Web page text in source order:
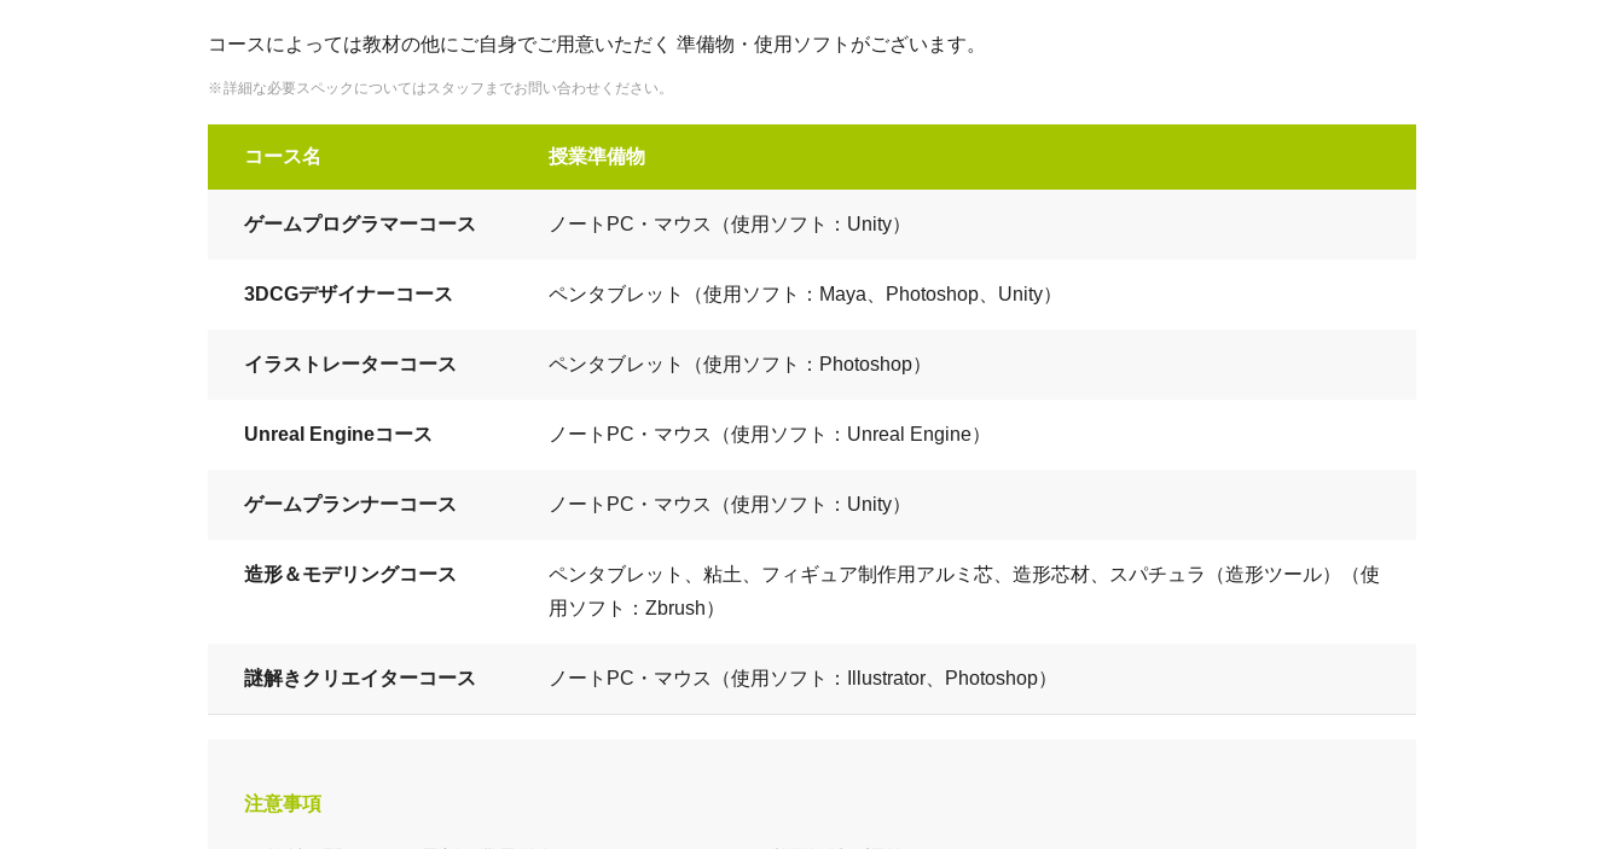
コースによっては教材の他にご自身でご用意いただく 準備物・使用ソフトがございます。
詳細な必要スペックについてはスタッフまでお問い合わせください。
コース名 授業準備物
ゲームプログラマーコース ノートPC・マウス（使用ソフト：Unity）
3DCGデザイナーコース ペンタブレット（使用ソフト：Maya、Photoshop、Unity）
イラストレーターコース ペンタブレット（使用ソフト：Photoshop）
Unreal Engineコース ノートPC・マウス（使用ソフト：Unreal Engine）
ゲームプランナーコース ノートPC・マウス（使用ソフト：Unity）
造形＆モデリングコース
ペンタブレット、粘土、フィギュア制作用アルミ芯、造形芯材、スパチュラ（造形ツール）（使
用ソフト：Zbrush）
謎解きクリエイターコース ノートPC・マウス（使用ソフト：Illustrator、Photoshop）
注意事項